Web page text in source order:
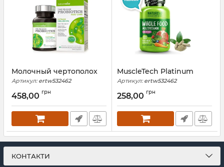
Молочный чертополох
Артикул: ertw532462
458,00 грн
MuscleTech Platinum
Артикул: ertw532462
258,00 грн
КОНТАКТИ